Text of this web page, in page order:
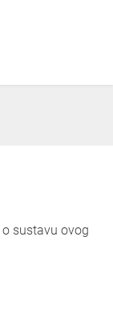
sustavu ovog